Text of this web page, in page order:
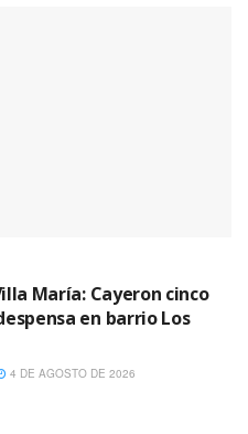
María: Cayeron cinco
en barrio Los
4 DE AGOSTO DE 2026